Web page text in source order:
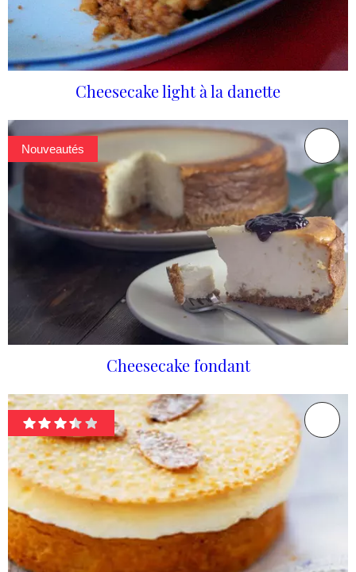
Cheesecake light à la danette
Nouveautés
Cheesecake fondant